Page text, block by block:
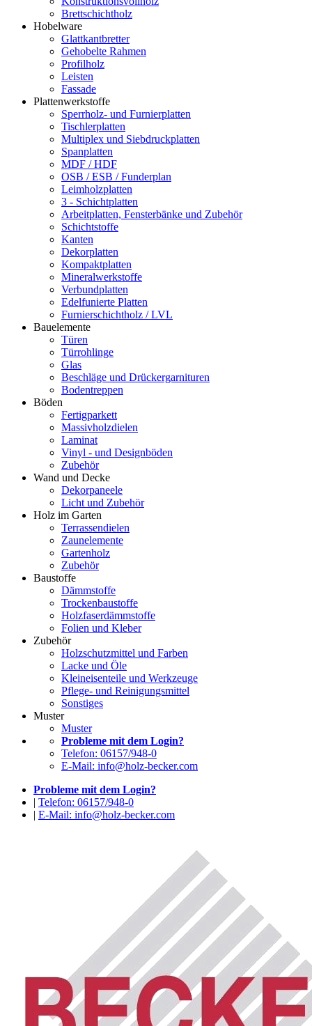
Brettschichtholz
Hobelware
Glattkantbretter
Gehobelte Rahmen
Profilholz
Leisten
Fassade
Plattenwerkstoffe
Sperrholz- und Furnierplatten
Tischlerplatten
Multiplex und Siebdruckplatten
Spanplatten
MDF / HDF
OSB / ESB / Funderplan
Leimholzplatten
3 - Schichtplatten
Arbeitplatten, Fensterbänke und Zubehör
Schichtstoffe
Kanten
Dekorplatten
Kompaktplatten
Mineralwerkstoffe
Verbundplatten
Edelfunierte Platten
Furnierschichtholz / LVL
Bauelemente
Türen
Türrohlinge
Glas
Beschläge und Drückergarnituren
Bodentreppen
Böden
Fertigparkett
Massivholzdielen
Laminat
Vinyl - und Designböden
Zubehör
Wand und Decke
Dekorpaneele
Licht und Zubehör
Holz im Garten
Terrassendielen
Zaunelemente
Gartenholz
Zubehör
Baustoffe
Dämmstoffe
Trockenbaustoffe
Holzfaserdämmstoffe
Folien und Kleber
Zubehör
Holzschutzmittel und Farben
Lacke und Öle
Kleineisenteile und Werkzeuge
Pflege- und Reinigungsmittel
Sonstiges
Muster
Muster
Probleme mit dem Login?
Telefon: 06157/948-0
E-Mail: info@holz-becker.com
Probleme mit dem Login?
| Telefon: 06157/948-0
| E-Mail: info@holz-becker.com